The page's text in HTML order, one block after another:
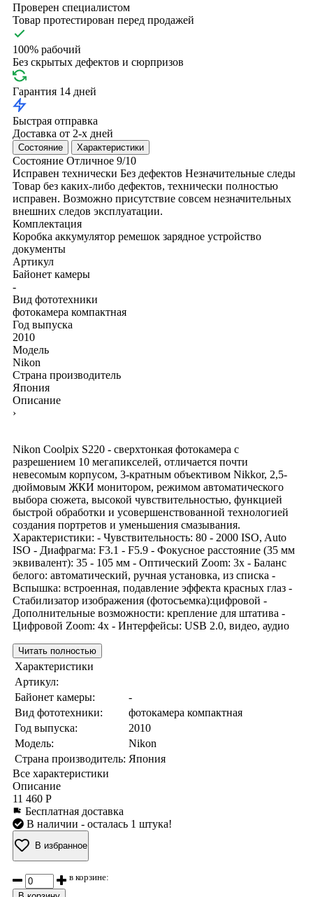
Проверен специалистом
Товар протестирован перед продажей
100% рабочий
Без скрытых дефектов и сюрпризов
Гарантия 14 дней
Быстрая отправка
Доставка от 2-х дней
Состояние Характеристики
Состояние Отличное 9/10
Исправен технически Без дефектов Незначительные следы
Товар без каких-либо дефектов, технически полностью
исправен. Возможно присутствие совсем незначительных
внешних следов эксплуатации.
Комплектация
Коробка аккумулятор ремешок зарядное устройство
документы
Артикул
Байонет камеры
-
Вид фототехники
фотокамера компактная
Год выпуска
2010
Модель
Nikon
Страна производитель
Япония
Описание
›
Nikon Coolpix S220 - сверхтонкая фотокамера с
разрешением 10 мегапикселей, отличается почти
невесомым корпусом, 3-кратным объективом Nikkor, 2,5-
дюймовым ЖКИ монитором, режимом автоматического
выбора сюжета, высокой чувствительностью, функцией
быстрой обработки и усовершенствованной технологией
создания портретов и уменьшения смазывания.
Характеристики: - Чувствительность: 80 - 2000 ISO, Auto
ISO - Диафрагма: F3.1 - F5.9 - Фокусное расстояние (35 мм
эквивалент): 35 - 105 мм - Оптический Zoom: 3x - Баланс
белого: автоматический, ручная установка, из списка -
Вспышка: встроенная, подавление эффекта красных глаз -
Стабилизатор изображения (фотосъемка):цифровой -
Дополнительные возможности: крепление для штатива -
Цифровой Zoom: 4x - Интерфейсы: USB 2.0, видео, аудио
Читать полностью
Характеристики
Артикул:
Байонет камеры:
-
Вид фототехники:
фотокамера компактная
Год выпуска:
2010
Модель:
Nikon
Страна производитель: Япония
Все характеристики
Описание
11 460 Р
Бесплатная доставка
В наличии - осталась 1 штука!
В избранное
в корзине: